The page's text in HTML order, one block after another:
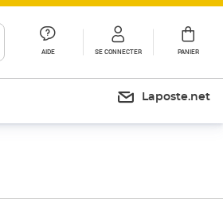
AIDE SE CONNECTER PANIER
Laposte.net